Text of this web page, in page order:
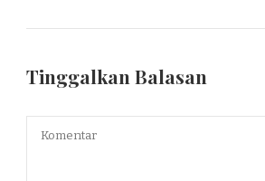
Tinggalkan Balasan